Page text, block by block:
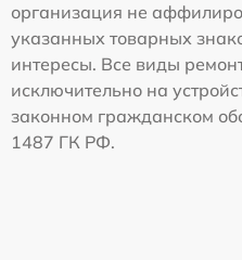
организация не
указанных товарных
интересы. Все виды
исключительно на
законном гражданском
1487 ГК РФ.